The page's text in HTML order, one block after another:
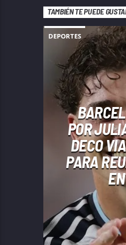
TAMBIÉN TE PUEDE
DEPORTES
POR
DECO
PARA